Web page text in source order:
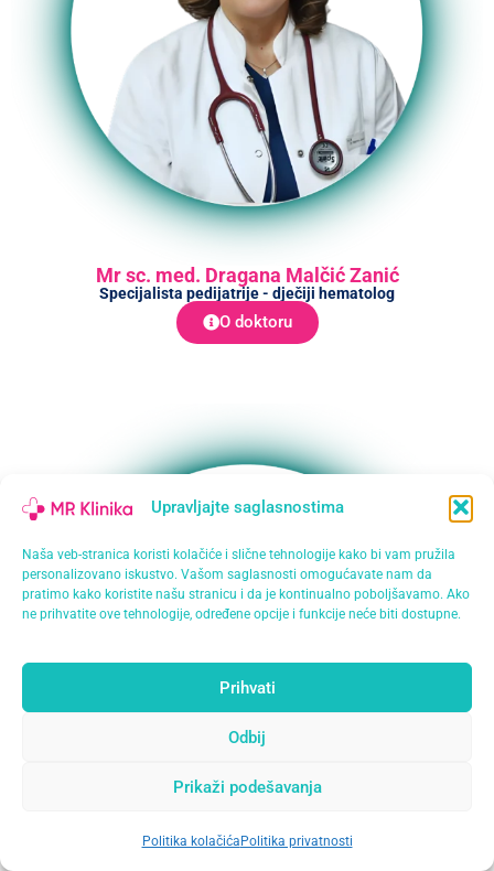
Upravljajte saglasnostima
Naša veb-stranica koristi kolačiće i slične tehnologije kako bi vam pružila
personalizovano iskustvo. Vašom saglasnosti omogućavate nam da
pratimo kako koristite našu stranicu i da je kontinualno poboljšavamo. Ako
ne prihvatite ove tehnologije, određene opcije i funkcije neće biti dostupne.
Prihvati
Odbij
Prikaži podešavanja
Politika kolačića Politika privatnosti
Mr sc. med. Dragana Malčić Zanić
Specijalista pedijatrije - dječiji hematolog
O doktoru